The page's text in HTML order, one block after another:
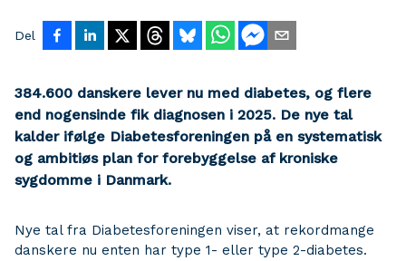
Del
384.600 danskere lever nu med diabetes, og flere
end nogensinde fik diagnosen i 2025. De nye tal
kalder ifølge Diabetesforeningen på en systematisk
og ambitiøs plan for forebyggelse af kroniske
sygdomme i Danmark.
Nye tal fra Diabetesforeningen viser, at rekordmange
danskere nu enten har type 1- eller type 2-diabetes.